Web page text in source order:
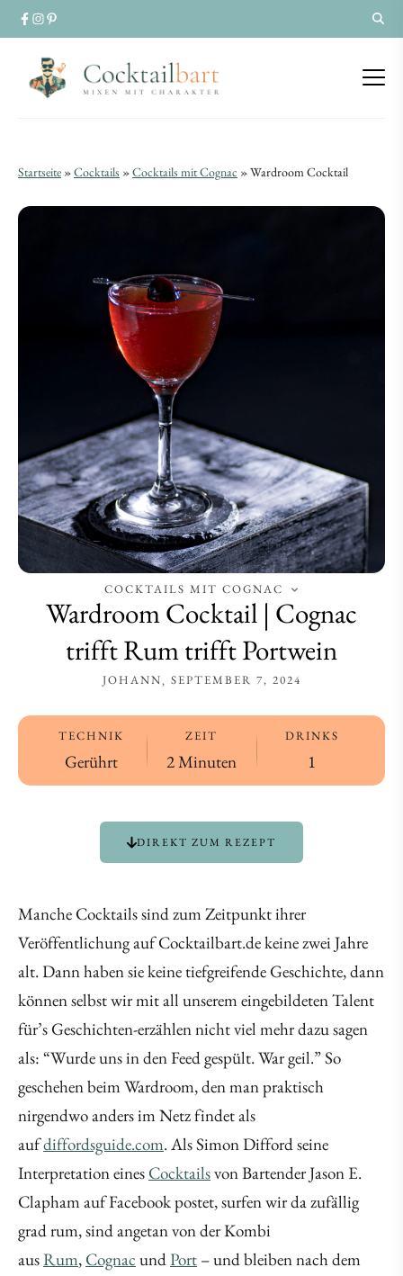
Wardroom
Cocktail
Portwein
Wardroom
Cocktail
Startseite »Cocktails »Cocktails mit Cognac »Wardroom Cocktail
COCKTAILS MIT COGNAC
Wardroom Cocktail | Cognac
trifft Rum trifft Portwein
JOHANN SEPTEMBER 7, 2024
TECHNIK
Gerührt
ZEIT
2 Minuten
DRINKS
1
DIREKT ZUM REZEPT
Manche Cocktails sind zum Zeitpunkt ihrer
Veröffentlichung auf Cocktailbart.de keine zwei Jahre
alt. Dann haben sie keine tiefgreifende Geschichte, dann
können selbst wir mit all unserem eingebildeten Talent
für’s Geschichten-erzählen nicht viel mehr dazu sagen
als: “Wurde uns in den Feed gespült. War geil.” So
geschehen beim Wardroom, den man praktisch
nirgendwo anders im Netz findet als
aufdiffordsguide.com. Als Simon Difford seine
Interpretation eines Cocktailsvon Bartender Jason E.
Clapham auf Facebook postet, surfen wir da zufällig
grad rum, sind angetan von der Kombi
ausRum, Cognac undPort – und bleiben nach dem